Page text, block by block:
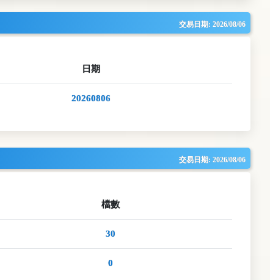
交易日期: 2026/08/06
日期
20260806
交易日期: 2026/08/06
檔數
30
0